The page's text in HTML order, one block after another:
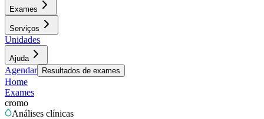
Exames
Serviços
Unidades
Ajuda
Agendar Resultados de exames
Home
Exames
cromo
Análises clínicas